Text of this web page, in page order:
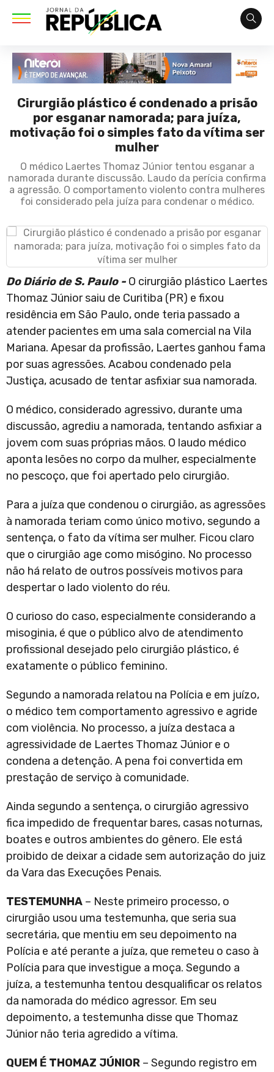
Cirurgião plástico é condenado a prisão
por esganar namorada; para juíza,
motivação foi o simples fato da vítima ser
mulher
O médico Laertes Thomaz Júnior tentou esganar a
namorada durante discussão. Laudo da perícia confirma
a agressão. O comportamento violento contra mulheres
foi considerado pela juíza para condenar o médico.
Do Diário de S. Paulo - O cirurgião plástico Laertes
Thomaz Júnior saiu de Curitiba (PR) e fixou
residência em São Paulo, onde teria passado a
atender pacientes em uma sala comercial na Vila
Mariana. Apesar da profissão, Laertes ganhou fama
por suas agressões. Acabou condenado pela
Justiça, acusado de tentar asfixiar sua namorada.
O médico, considerado agressivo, durante uma
discussão, agrediu a namorada, tentando asfixiar a
jovem com suas próprias mãos. O laudo médico
aponta lesões no corpo da mulher, especialmente
no pescoço, que foi apertado pelo cirurgião.
Para a juíza que condenou o cirurgião, as agressões
à namorada teriam como único motivo, segundo a
sentença, o fato da vítima ser mulher. Ficou claro
que o cirurgião age como misógino. No processo
não há relato de outros possíveis motivos para
despertar o lado violento do réu.
O curioso do caso, especialmente considerando a
misoginia, é que o público alvo de atendimento
profissional desejado pelo cirurgião plástico, é
exatamente o público feminino.
Segundo a namorada relatou na Polícia e em juízo,
o médico tem comportamento agressivo e agride
com violência. No processo, a juíza destaca a
agressividade de Laertes Thomaz Júnior e o
condena a detenção. A pena foi convertida em
prestação de serviço à comunidade.
Ainda segundo a sentença, o cirurgião agressivo
fica impedido de frequentar bares, casas noturnas,
boates e outros ambientes do gênero. Ele está
proibido de deixar a cidade sem autorização do juiz
da Vara das Execuções Penais.
TESTEMUNHA – Neste primeiro processo, o
cirurgião usou uma testemunha, que seria sua
secretária, que mentiu em seu depoimento na
Polícia e até perante a juíza, que remeteu o caso à
Polícia para que investigue a moça. Segundo a
juíza, a testemunha tentou desqualificar os relatos
da namorada do médico agressor. Em seu
depoimento, a testemunha disse que Thomaz
Júnior não teria agredido a vítima.
QUEM É THOMAZ JÚNIOR – Segundo registro em